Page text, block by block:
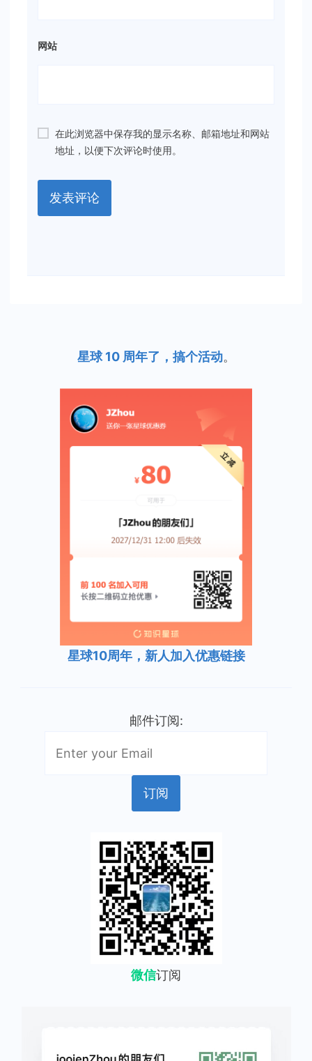
网站
在此浏览器中保存我的显示名称、邮箱地址和网站
地址，以便下次评论时使用。
星球 10 周年了，搞个活动。
星球10周年，新人加入优惠链接
邮件订阅:
微信订阅